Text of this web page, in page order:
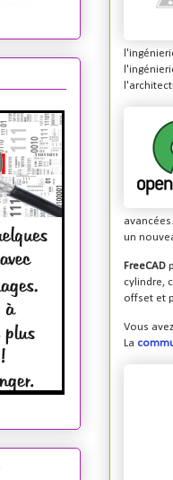
un
FreeCAD
cylindre,
offset et
Vous
La